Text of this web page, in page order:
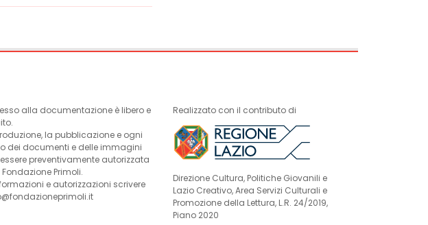
alla documentazione è libero e
la pubblicazione e ogni
dei documenti e delle immagini
preventivamente autorizzata
Primoli.
e autorizzazioni scrivere
Realizzato con il contributo di
Direzione Cultura, Politiche Giovanili e
Lazio Creativo, Area Servizi Culturali e
Promozione della Lettura, L.R. 24/2019,
Piano 2020